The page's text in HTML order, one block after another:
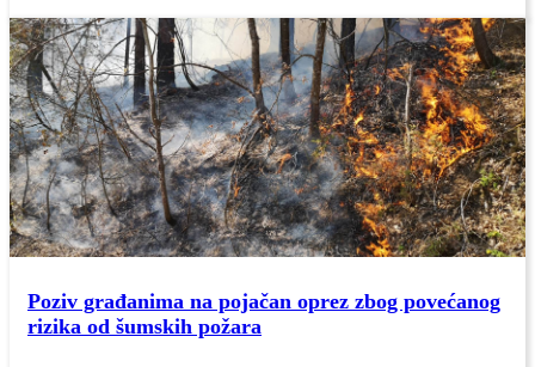
Poziv građanima na pojačan oprez zbog povećanog
rizika od šumskih požara